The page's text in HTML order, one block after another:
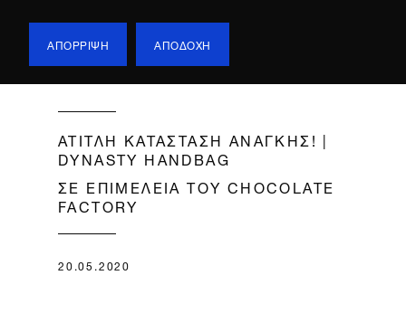
ΑΠΟΡΡΙΨΗ ΑΠΟΔΟΧΗ
ΑΤΙΤΛΗ ΚΑΤΑΣΤΑΣΗ ΑΝΑΓΚΗΣ! |
DYNASTY HANDBAG
ΣΕ ΕΠΙΜΕΛΕΙΑ ΤΟΥ CHOCOLATE
FACTORY
20.05.2020